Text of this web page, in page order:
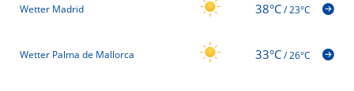
Wetter Madrid 38°C/23°C
Wetter Palma de Mallorca 33°C/26°C